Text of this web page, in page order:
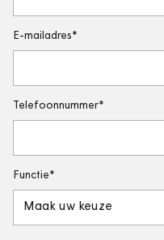
E-mailadres
Telefoonnummer
Functie
Maak uw keuze